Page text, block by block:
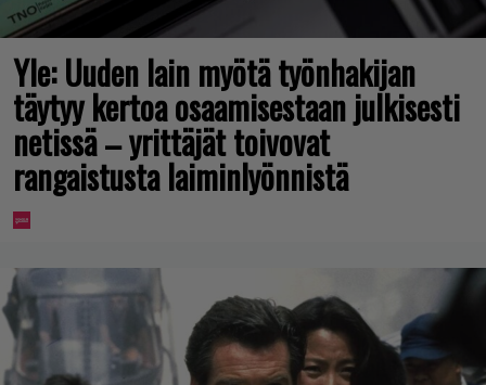
Yle: Uuden lain myötä työnhakijan
täytyy kertoa osaamisestaan julkisesti
netissä – yrittäjät toivovat
rangaistusta laiminlyönnistä